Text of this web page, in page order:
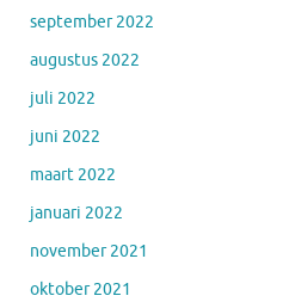
september 2022
augustus 2022
juli 2022
juni 2022
maart 2022
januari 2022
november 2021
oktober 2021